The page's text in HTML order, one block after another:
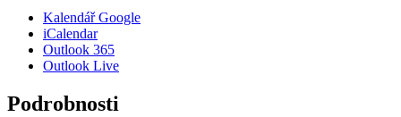
Kalendář Google
iCalendar
Outlook 365
Outlook Live
Podrobnosti